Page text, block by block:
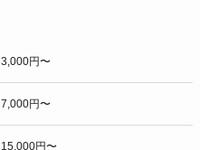
3,000円〜
7,000円〜
15,000円〜